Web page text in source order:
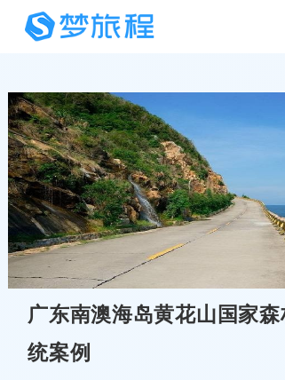
广东南澳海岛黄花山国家
统案例